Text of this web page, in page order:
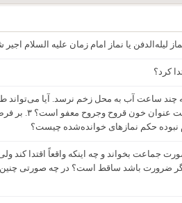
لیله‌الدفن یا نماز امام زمان علیه السلام اجیر
کرد؟
ساعت آب به محل زخم نرسد. آیا می‌تواند
بدون تطهیر اقامه جماعت
نبوده حکم نمازهای خوانده‌شده چیست؟
جماعت بخواند و چه اینکه واقعاً اقتدا کند
ضرورت باشد ساقط است؟ در چه صورتی